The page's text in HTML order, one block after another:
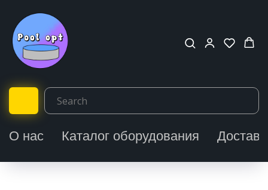
О нас Каталог оборудования